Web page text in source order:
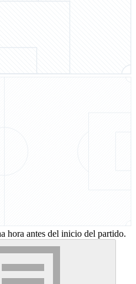
hora antes del inicio del partido.